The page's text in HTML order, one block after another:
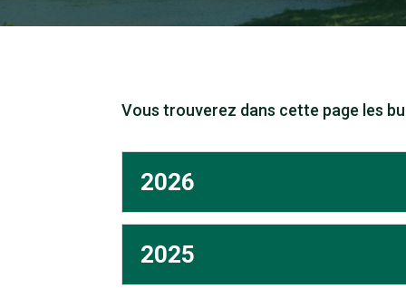
Vous trouverez dans cette page les
2026
2025